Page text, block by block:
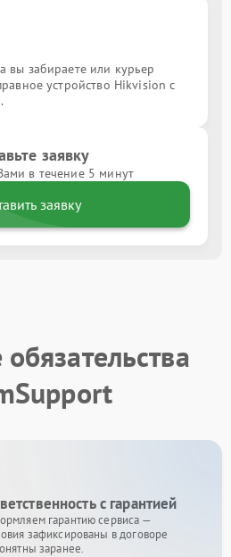
вы забираете или курьер
устройство Hikvision с
заявку
в течение 5 минут
заявку
с гарантией
гарантию сервиса —
зафиксированы в договоре
заранее.